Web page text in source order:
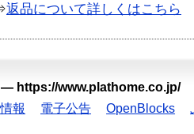
返品について詳しくはこちら
— https://www.plathome.co.jp/
報 電子公告 OpenBlocks